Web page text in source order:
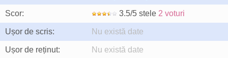
Scor: 3.5/5 stele 2 voturi
Ușor de scris: Nu există date
Ușor de reținut: Nu există date